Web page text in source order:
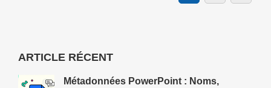
ARTICLE RÉCENT
Métadonnées PowerPoint : Noms,